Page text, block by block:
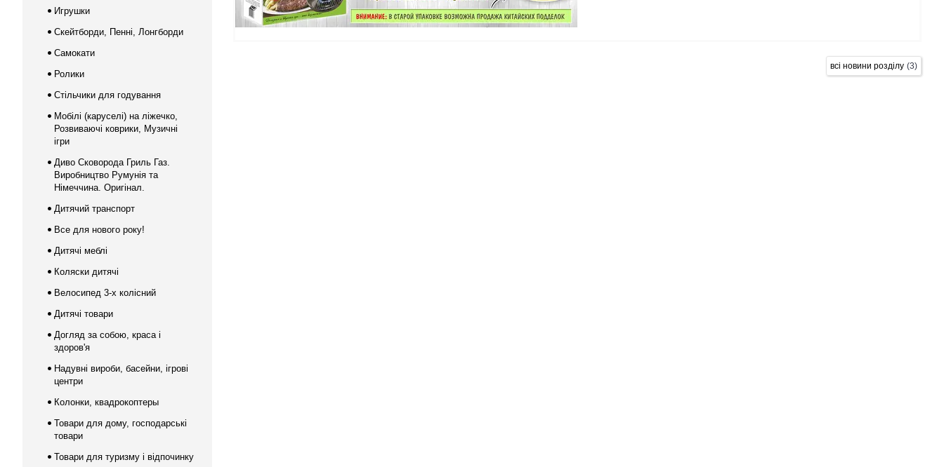
всі новини розділу 3
Игрушки
Скейтборди, Пенні, Лонгборди
Самокати
Ролики
Стільчики для годування
Мобілі (каруселі) на ліжечко,
Розвиваючі коврики, Музичні
ігри
Диво Сковорода Гриль Газ.
Виробництво Румунія та
Німеччина. Оригінал.
Дитячий транспорт
Все для нового року!
Дитячі меблі
Коляски дитячі
Велосипед 3-х колісний
Дитячі товари
Догляд за собою, краса і
здоров'я
Надувні вироби, басейни, ігрові
центри
Колонки, квадрокоптеры
Товари для дому, господарські
товари
Товари для туризму і відпочинку